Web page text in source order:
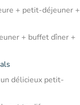
+ petit-déjeuner +
+ buffet dîner +
délicieux petit-